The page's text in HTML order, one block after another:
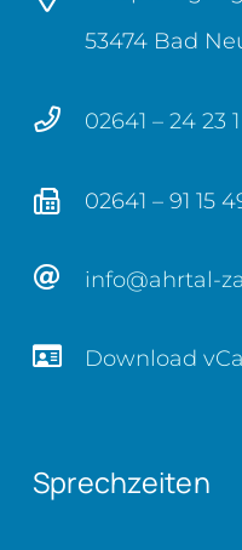
53474 Bad
02641 – 24 23 1
02641 – 91 15
info@ahrtal-
Download
Sprechzeiten